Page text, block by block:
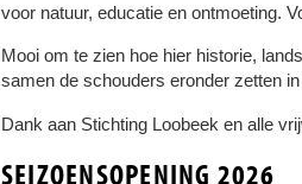
voor natuur, educatie en ontmoeting.
Mooi om te zien hoe hier historie,
samen de schouders eronder zetten
Dank aan Stichting Loobeek en alle
SEIZOENSOPENING 2026